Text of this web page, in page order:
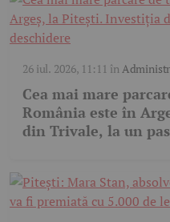
26 iul. 2026, 11:11 în
Cea mai mare
România este în
din Trivale, la un